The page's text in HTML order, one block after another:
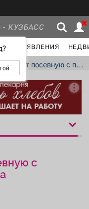
КУЗБАСС
ОБЪЯВЛЕНИЯ
Услуги
посевную с перевыполнением плана
с